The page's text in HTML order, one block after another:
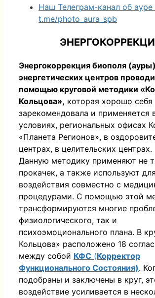
Наш Телеграм-канал об ауре
t.me/photo_aura_spb
Энергокоррекция биополя
энергетических центров
помощью круговой методики
Кольцова», которая хорошо себя
зарекомендовала и применяется
условиях, региональных офисах
«Планета Регионов», в
центрах, в целительских центрах.
Данную методику применяют не
прокачек, а также используют
воздействия совместно с
процедурами. С помощью этой
трансформируются многие
физиологического, так и
психоэмоционального плана. В
Кольцова» расположено 18
между собой КФС (Корректор
Функционального Состояния).
подобраны и заключены в круг,
воздействие усиливается в